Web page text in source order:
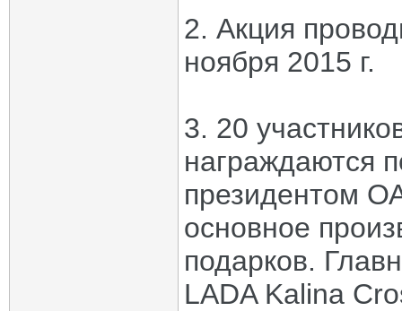
2. Акция
ноября 2015 г.
3. 20
награждаются
президентом
основное
подарков.
LADA Kalina